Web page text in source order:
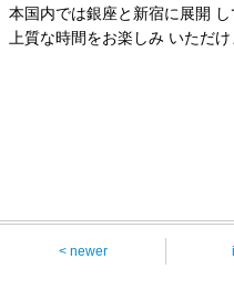
本国内では銀座と新宿に展開
上質な時間をお楽しみ いただけ
< newer